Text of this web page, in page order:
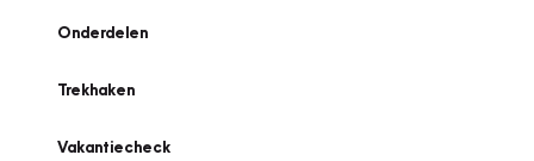
Onderdelen
Trekhaken
Vakantiecheck